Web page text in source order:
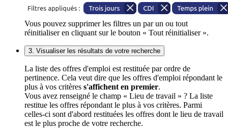
Vous pouvez supprimer les filtres un par un ou tout
réinitialiser en cliquant sur le bouton « Tout réinitialiser ».
3. Visualiser les résultats de votre recherche
La liste des offres d'emploi est restituée par ordre de
pertinence. Cela veut dire que les offres d'emploi répondant le
plus à vos critères s'affichent en premier.
Vous avez renseigné le champ « Lieu de travail » ? La liste
restitue les offres répondant le plus à vos critères. Parmi
celles-ci sont d'abord restituées les offres dont le lieu de travail
est le plus proche de votre recherche.